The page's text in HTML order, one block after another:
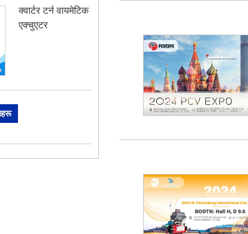
क्वार्टर टर्न वायमेटिक
एक्चुएटर